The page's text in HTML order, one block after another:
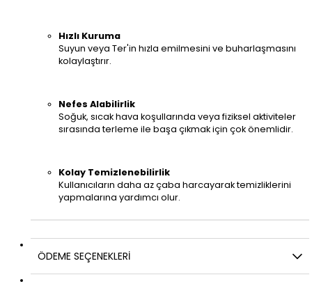
Hızlı Kuruma
Suyun veya Ter'in hızla emilmesini ve buharlaşmasını
kolaylaştırır.
Nefes Alabilirlik
Soğuk, sıcak hava koşullarında veya fiziksel aktiviteler
sırasında terleme ile başa çıkmak için çok önemlidir.
Kolay Temizlenebilirlik
Kullanıcıların daha az çaba harcayarak temizliklerini
yapmalarına yardımcı olur.
ÖDEME SEÇENEKLERI